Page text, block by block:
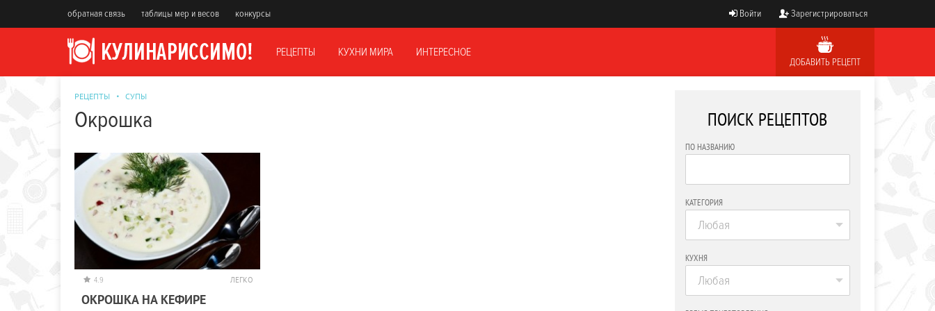
обратная связь таблицы мер и весов конкурсы Войти Зарегистрироваться
РЕЦЕПТЫ КУХНИ МИРА ИНТЕРЕСНОЕ
ДОБАВИТЬ РЕЦЕПТ
РЕЦЕПТЫ СУПЫ
Окрошка
4.9 ЛЕГКО
ОКРОШКА НА КЕФИРЕ
ПОИСК РЕЦЕПТОВ
ПО НАЗВАНИЮ
КАТЕГОРИЯ
Любая
КУХНЯ
Любая